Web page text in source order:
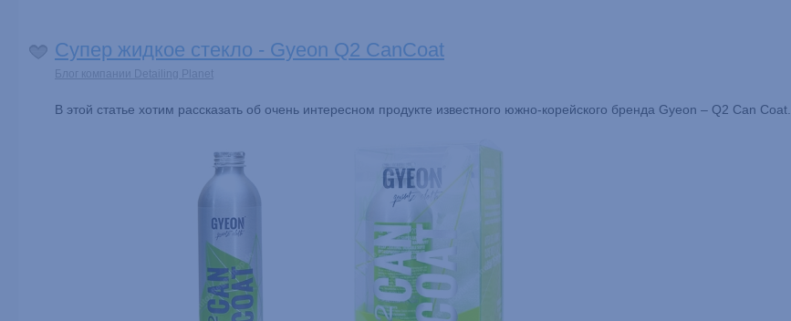
Супер жидкое стекло - Gyeon Q2 CanCoat
Блог компании Detailing Planet
В этой статье хотим рассказать об очень интересном продукте известного южно-корейского бренда Gyeon – Q2 Can Coat.